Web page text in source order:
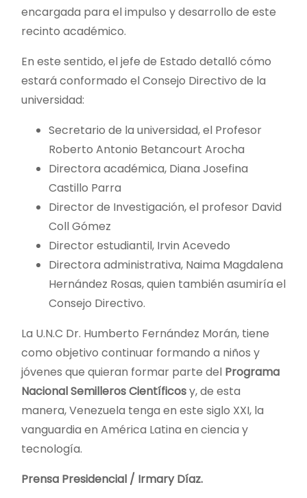
encargada para el impulso y desarrollo de este
recinto académico.
En este sentido, el jefe de Estado detalló cómo
estará conformado el Consejo Directivo de la
universidad:
Secretario de la universidad, el Profesor
Roberto Antonio Betancourt Arocha
Directora académica, Diana Josefina
Castillo Parra
Director de Investigación, el profesor David
Coll Gómez
Director estudiantil, Irvin Acevedo
Directora administrativa, Naima Magdalena
Hernández Rosas, quien también asumiría el
Consejo Directivo.
La U.N.C Dr. Humberto Fernández Morán, tiene
como objetivo continuar formando a niños y
jóvenes que quieran formar parte del Programa
Nacional Semilleros Científicosy, de esta
manera, Venezuela tenga en este siglo XXI, la
vanguardia en América Latina en ciencia y
tecnología.
Prensa Presidencial / Irmary Díaz.